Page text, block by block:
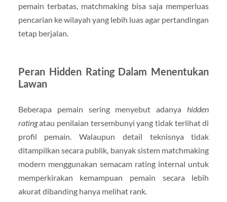
pemain terbatas, matchmaking bisa saja memperluas
pencarian ke wilayah yang lebih luas agar pertandingan
tetap berjalan.
Peran Hidden Rating Dalam Menentukan
Lawan
Beberapa pemain sering menyebut adanyahidden
ratingatau penilaian tersembunyi yang tidak terlihat di
profil pemain. Walaupun detail teknisnya tidak
ditampilkan secara publik, banyak sistem matchmaking
modern menggunakan semacam rating internal untuk
memperkirakan kemampuan pemain secara lebih
akurat dibanding hanya melihat rank.